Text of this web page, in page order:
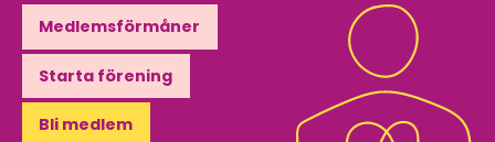
Medlemsförmåner
Starta förening
Bli medlem